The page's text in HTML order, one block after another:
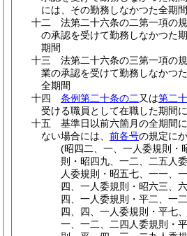
には、その勤務しなかつた全期間
十二
法第二十六条の二第一項の
の承認を受けて勤務しなかつた
期間
十三
法第二十六条の三第一項の
業の承認を受けて勤務しなかつ
全期間
十四
条例第二十条の二 又は第二
受ける職員として在職した期間
十五
基準日以前六箇月の全期間
ない場合には、 前各号の規定に
(昭四二、一、一人委規則・
則・昭四九、一二、二五人
人委規則・昭五七、一一、
四、一人委規則・昭六三、
四、一人委規則・平二、一
四、四、一人委規則・平七
一、一二、二四人委規則・